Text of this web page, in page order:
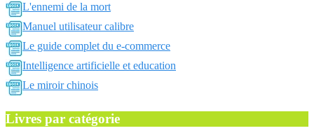
L'ennemi de la mort
Manuel utilisateur calibre
Le guide complet du e-commerce
Intelligence artificielle et education
Le miroir chinois
Livres par catégorie